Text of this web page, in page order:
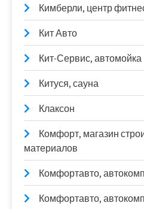
Кимберли, центр
Кит Авто
Кит-Сервис, автомойка
Китуся, сауна
Клаксон
Комфорт, магазин
материалов
Комфортавто,
Комфортавто,